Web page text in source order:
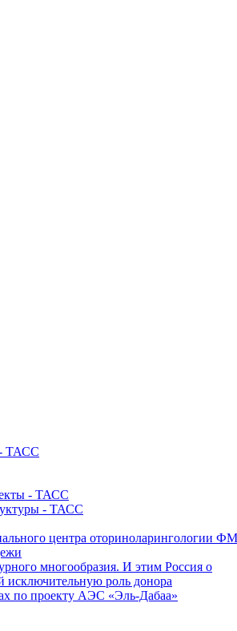
- ТАСС
- ТАСС
- ТАСС
центра оториноларингологии ФМ
многообразия. И этим Россия о
роль донора
по проекту АЭС «Эль-Дабаа»